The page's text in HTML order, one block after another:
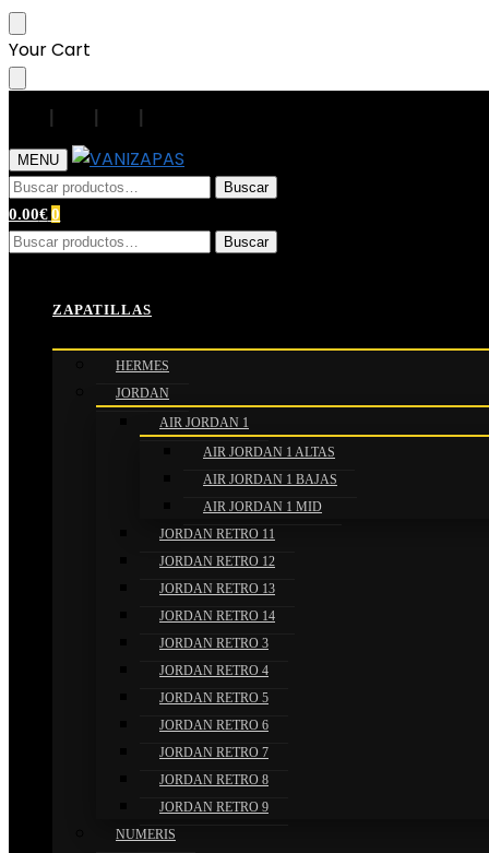
Your Cart
| | |
MENU
Buscar
0.00€ 0
Buscar
ZAPATILLAS
HERMES
JORDAN
AIR JORDAN 1
AIR JORDAN 1 ALTAS
AIR JORDAN 1 BAJAS
AIR JORDAN 1 MID
JORDAN RETRO 11
JORDAN RETRO 12
JORDAN RETRO 13
JORDAN RETRO 14
JORDAN RETRO 3
JORDAN RETRO 4
JORDAN RETRO 5
JORDAN RETRO 6
JORDAN RETRO 7
JORDAN RETRO 8
JORDAN RETRO 9
NUMERIS